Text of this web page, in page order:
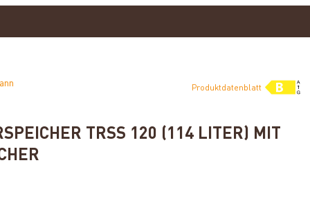
Produktdatenblatt
TRSS 120 (114 LITER) MIT